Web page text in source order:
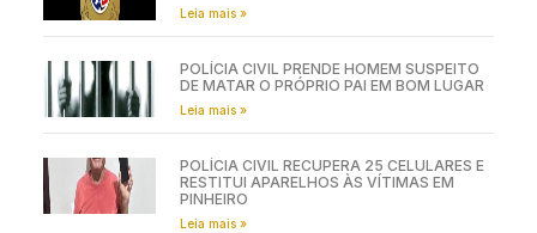
Leia mais »
POLÍCIA CIVIL PRENDE HOMEM SUSPEITO
DE MATAR O PRÓPRIO PAI EM BOM LUGAR
Leia mais »
POLÍCIA CIVIL RECUPERA 25 CELULARES E
RESTITUI APARELHOS ÀS VÍTIMAS EM
PINHEIRO
Leia mais »